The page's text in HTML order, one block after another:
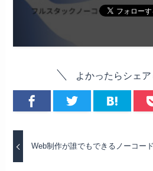
よかったらシェア
Web制作が誰でもできるノーコー